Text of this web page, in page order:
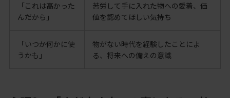
「これは高かった
んだから」
苦労して手に入れた物への愛着、価
値を認めてほしい気持ち
「いつか何かに使
うかも」
物がない時代を経験したことによ
る、将来への備えの意識